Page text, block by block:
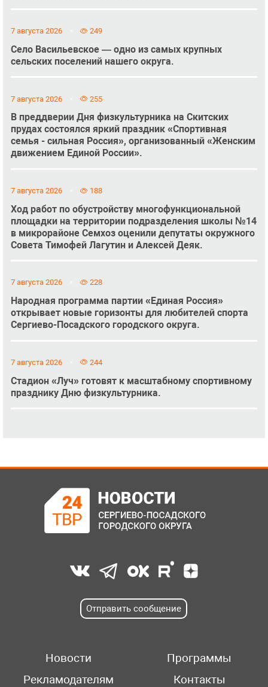
7 августа 2026 249
Село Васильевское — одно из самых крупных
сельских поселений нашего округа.
7 августа 2026 255
В преддверии Дня физкультурника на Скитских
прудах состоялся яркий праздник «Спортивная
семья - сильная Россия», организованный «Женским
движением Единой России».
7 августа 2026 188
Ход работ по обустройству многофункциональной
площадки на территории подразделения школы №14
в микрорайоне Семхоз оценили депутаты окружного
Совета Тимофей Лагутин и Алексей Деяк.
7 августа 2026 228
Народная программа партии «Единая Россия»
открывает новые горизонты для любителей спорта
Сергиево-Посадского городского округа.
7 августа 2026 244
Стадион «Луч» готовят к масштабному спортивному
празднику Дню физкультурника.
Отправить сообщение
Новости
Программы
Рекламодателям
Контакты